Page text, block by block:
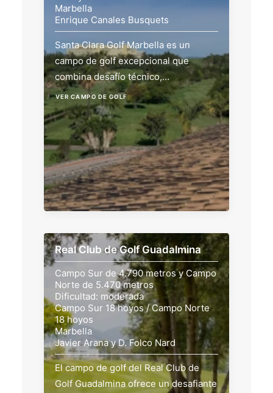
Marbella
Enrique Canales Busquets
Santa Clara Golf Marbella es un
campo de golf excepcional que
combina desafío técnico,…
VER CAMPO DE GOLF
Real Club de Golf Guadalmina
Campo Sur de 4.790 metros y Campo
Norte de 5.470 metros
Dificultad: moderada
Campo Sur 18 hoyos / Campo Norte
18 hoyos
Marbella
Javier Arana y D. Folco Nard
El campo de golf del Real Club de
Golf Guadalmina ofrece un desafiante